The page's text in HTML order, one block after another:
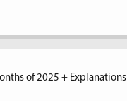
of 2025 + Explanations